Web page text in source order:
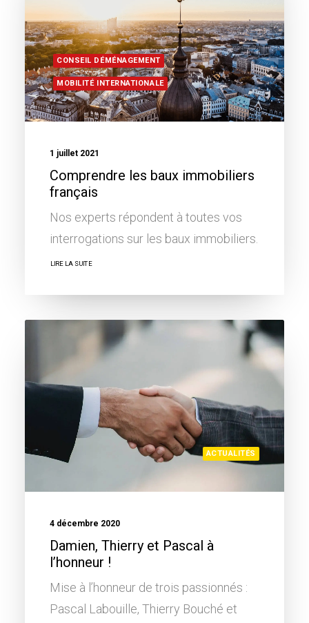
CONSEIL DÉMÉNAGEMENT
MOBILITÉ INTERNATIONALE
1 juillet 2021
Comprendre les baux immobiliers
français
Nos experts répondent à toutes vos
interrogations sur les baux immobiliers.
LIRE LA SUITE
ACTUALITÉS
4 décembre 2020
Damien, Thierry et Pascal à
l’honneur !
Mise à l’honneur de trois passionnés :
Pascal Labouille, Thierry Bouché et